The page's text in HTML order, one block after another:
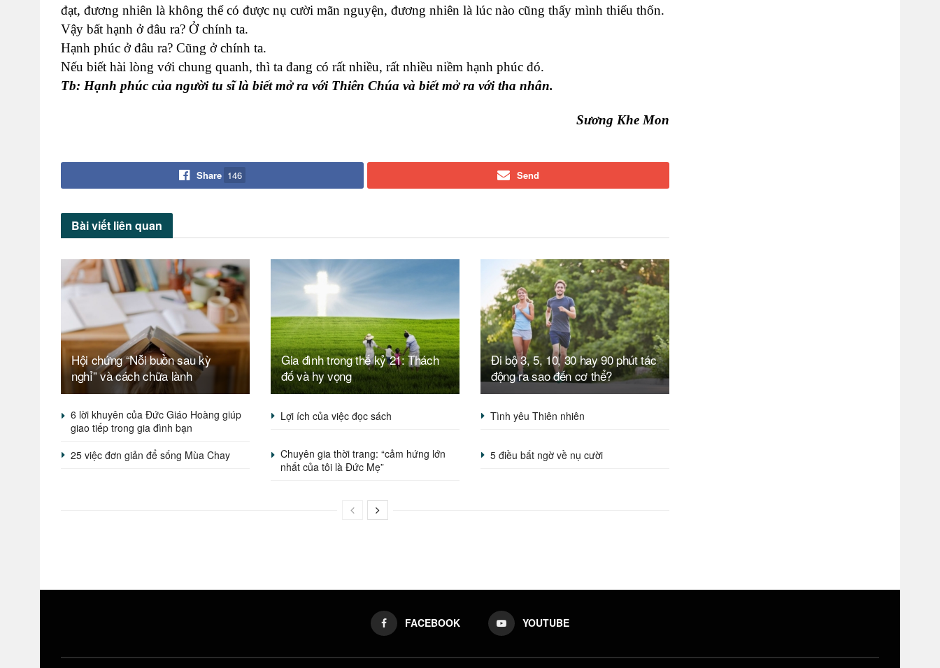
đạt, đương nhiên là không thể có được nụ cười mãn nguyện, đương nhiên là lúc nào cũng thấy mình thiếu thốn.
Vậy bất hạnh ở đâu ra? Ở chính ta.
Hạnh phúc ở đâu ra? Cũng ở chính ta.
Nếu biết hài lòng với chung quanh, thì ta đang có rất nhiều, rất nhiều niềm hạnh phúc đó.
Tb: Hạnh phúc của người tu sĩ là biết mở ra với Thiên Chúa và biết mở ra với tha nhân.
Sương Khe Mon
Share 146 Send
Bài viết liên quan
Hội chứng “Nỗi buồn sau kỳ
nghỉ” và cách chữa lành
Gia đình trong thế kỷ 21: Thách
đố và hy vọng
Đi bộ 3, 5, 10, 30 hay 90 phút tác
động ra sao đến cơ thể?
6 lời khuyên của Đức Giáo Hoàng giúp
giao tiếp trong gia đình bạn
Lợi ích của việc đọc sách Tình yêu Thiên nhiên
25 việc đơn giản để sống Mùa Chay
Chuyên gia thời trang: “cảm hứng lớn
nhất của tôi là Đức Mẹ”
5 điều bất ngờ về nụ cười
FACEBOOK YOUTUBE